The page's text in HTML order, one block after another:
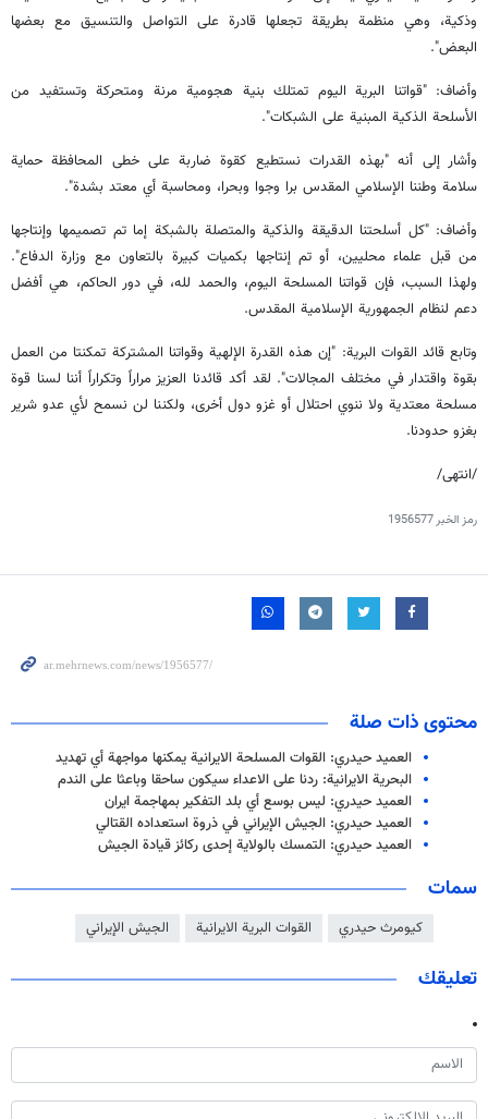
وذكية، وهي منظمة بطريقة تجعلها قادرة على التواصل والتنسيق مع بعضها
البعض".
وأضاف: "قواتنا البرية اليوم تمتلك بنية هجومية مرنة ومتحركة وتستفيد من
الأسلحة الذكية المبنية على الشبكات".
وأشار إلى أنه "بهذه القدرات نستطيع كقوة ضاربة على خطى المحافظة حماية
سلامة وطننا الإسلامي المقدس برا وجوا وبحرا، ومحاسبة أي معتد بشدة".
وأضاف: "كل أسلحتنا الدقيقة والذكية والمتصلة بالشبكة إما تم تصميمها وإنتاجها
من قبل علماء محليين، أو تم إنتاجها بكميات كبيرة بالتعاون مع وزارة الدفاع".
ولهذا السبب، فإن قواتنا المسلحة اليوم، والحمد لله، في دور الحاكم، هي أفضل
دعم لنظام الجمهورية الإسلامية المقدس.
وتابع قائد القوات البرية: "إن هذه القدرة الإلهية وقواتنا المشتركة تمكنتا من العمل
بقوة واقتدار في مختلف المجالات". لقد أكد قائدنا العزيز مراراً وتكراراً أننا لسنا قوة
مسلحة معتدية ولا ننوي احتلال أو غزو دول أخرى، ولكننا لن نسمح لأي عدو شرير
بغزو حدودنا.
/انتهى/
رمز الخبر1956577
محتوى ذات صلة
العميد حيدري: القوات المسلحة الايرانية يمكنها مواجهة أي تهديد
البحرية الايرانية: ردنا على الاعداء سيكون ساحقا وباعثا على الندم
العميد حيدري: ليس بوسع أي بلد التفكير بمهاجمة ايران
العميد حيدري: الجيش الإيراني في ذروة استعداده القتالي
العميد حيدري: التمسك بالولاية إحدى ركائز قيادة الجيش
سمات
كيومرث حيدري القوات البرية الايرانية الجيش الإيراني
تعليقك